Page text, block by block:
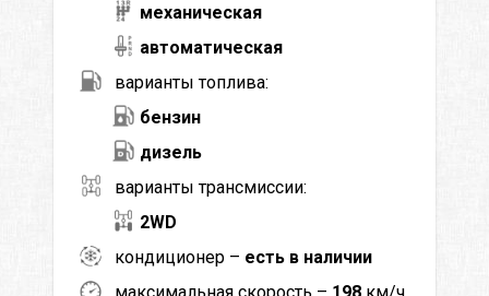
механическая
автоматическая
варианты топлива:
бензин
дизель
варианты трансмиссии:
2WD
кондиционер – есть в наличии
максимальная скорость – 198 км/ч